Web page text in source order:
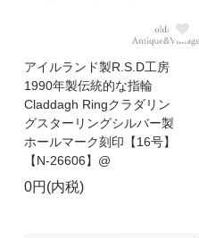
アイルランド製R.S.D工房
1990年製伝統的な指輪
Claddagh Ringクラダリン
グスターリングシルバー製
ホールマーク刻印【16号】
【N-26606】@
0円(内税)